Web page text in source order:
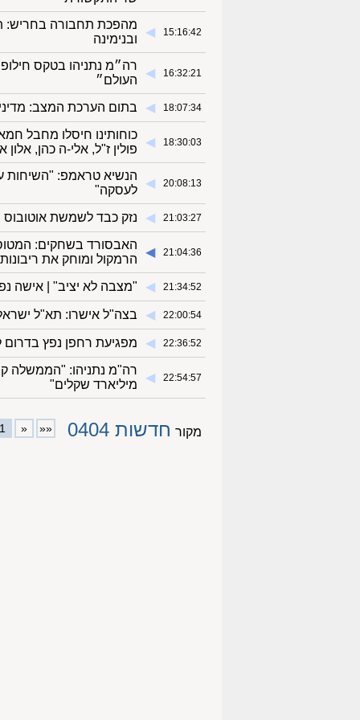
15:16:42
◀︎
מהפכת תחבורה בחריש:
ובנימינה
16:32:21
◀︎
רה״מ נתניהו בטקס
העולם״
18:07:34
◀︎ בתום הערכת המצב:
18:30:03
◀︎
כוחותינו חיסלו מחבל
פולין ז"ל, אלי-ה כהן, אלון
20:08:13
◀︎
הנשיא טראמפ: "השיחות
לעסקה"
21:03:27
◀︎ נזק כבד לשמשת אוטובוס
21:04:36
◀︎
האבסורד בשחקים:
הרמקול ומוחק את
21:34:52
◀︎ "מצבה לא יציב" | אישה
22:00:54
◀︎ בצה"ל אישרו: תא"ל
22:36:52
◀︎ מפגיעת רחפן נפץ בדרום
22:54:57
◀︎
מיליארד שקלים"
מקור חדשות 0404 ««
«
1